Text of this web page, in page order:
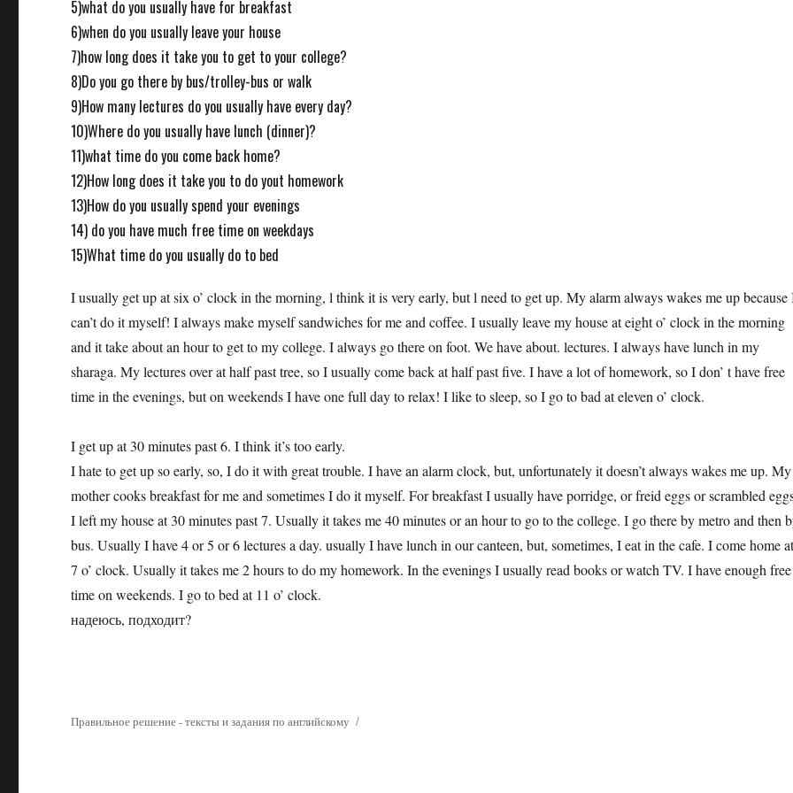
5)what do you usually have for breakfast
6)when do you usually leave your house
7)how long does it take you to get to your college?
8)Do you go there by bus/trolley-bus or walk
9)How many lectures do you usually have every day?
10)Where do you usually have lunch (dinner)?
11)what time do you come back home?
12)How long does it take you to do yout homework
13)How do you usually spend your evenings
14) do you have much free time on weekdays
15)What time do you usually do to bed
I usually get up at six o’ clock in the morning, l think it is very early, but l need to get up. My alarm always wakes me up because
can’t do it myself! I always make myself sandwiches for me and coffee. I usually leave my house at eight o’ clock in the morning
and it take about an hour to get to my college. I always go there on foot. We have about. lectures. I always have lunch in my
sharaga. My lectures over at half past tree, so I usually come back at half past five. I have a lot of homework, so I don’ t have free
time in the evenings, but on weekends I have one full day to relax! I like to sleep, so I go to bad at eleven o’ clock.
I get up at 30 minutes past 6. I think it’s too early.
I hate to get up so early, so, I do it with great trouble. I have an alarm clock, but, unfortunately it doesn’t always wakes me up. My
mother cooks breakfast for me and sometimes I do it myself. For breakfast I usually have porridge, or freid eggs or scrambled
I left my house at 30 minutes past 7. Usually it takes me 40 minutes or an hour to go to the college. I go there by metro and then
bus. Usually I have 4 or 5 or 6 lectures a day. usually I have lunch in our canteen, but, sometimes, I eat in the cafe. I come home
7 o’ clock. Usually it takes me 2 hours to do my homework. In the evenings I usually read books or watch TV. I have enough free
time on weekends. I go to bed at 11 o’ clock.
надеюсь, подходит?
Правильное решение - тексты и задания по английскому